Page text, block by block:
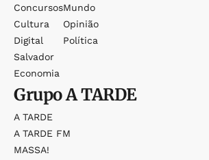
Concursos
Cultura
Digital
Salvador
Economia
Mundo
Opinião
Política
GrupoA TARDE
A TARDE
A TARDE FM
MASSA!